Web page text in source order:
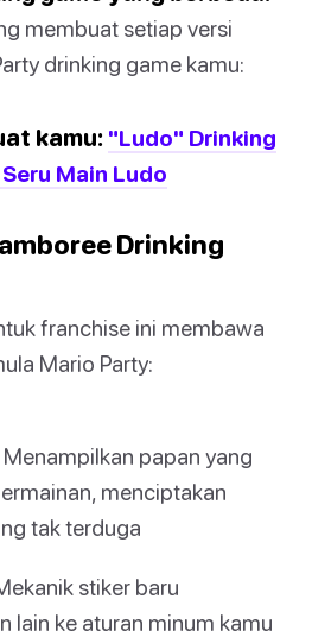
membuat setiap versi
drinking game kamu:
kamu: "Ludo" Drinking
Main Ludo
Drinking
franchise ini membawa
Mario Party:
Menampilkan papan yang
menciptakan
tak terduga
stiker baru
lain ke aturan minum kamu